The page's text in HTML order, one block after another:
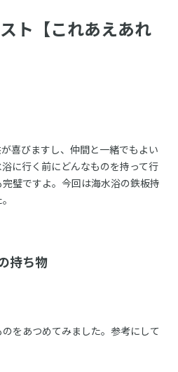
ト【これあえあれ
喜びますし、仲間と一緒でもよい
に行く前にどんなものを持って行
璧ですよ。今回は海水浴の鉄板持
持ち物
をあつめてみました。参考にして